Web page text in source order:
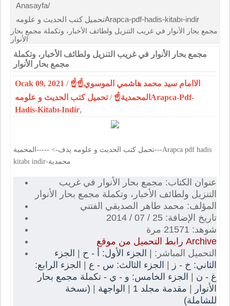
Anasayfa/
تحميل كتب الحديث و علومهArapca-pdf-hadis-kitabı-indir
مجمع بحار الأنوار في غريب التنزيل ولطائف الأخبار، وتكملة مجمع بحار
الأنوار
مجمع بحار الأنوار في غريب التنزيل ولطائف الأخبار، وتكملة
مجمع بحار الأنوار
Ocak 09, 2021 / ☝الاامام سيد محمد هاشمي الموسوي☝
المحمدية☝ /تحميل كتب الحديث و علومهArapca-Pdf-
Hadis-Kitabı-Indir,
تحمل كتب الحديث و علومه پدف-> -----المحمية---Arapca pdf hadis
kitabı indir-محمدية
عنوان الكتاب: مجمع بحار الأنوار في غريب
التنزيل ولطائف الأخبار، وتكملة مجمع بحار الأنوار
المؤلف: محمد طاهر الصديقي الفتني
تاريخ الإضافة: 25 / 07 / 2014
شوهد: 21571 مرة
رابط التحميل من موقع Archive
التحميل المباشر: | الجزء الأول: أ - ح | الجزء
الثاني: خ - ز | الجزء الثالث: س - ع | الجزء الرابع:
غ - ن | الجزء الخامس: و - ي - تكملة مجمع بحار
الأنوار | مقدمة مجلد 1 | الواجهة | (نسخة
للشاملة)